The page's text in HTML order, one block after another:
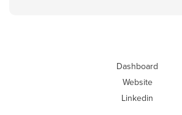
Dashboard
Website
Linkedin